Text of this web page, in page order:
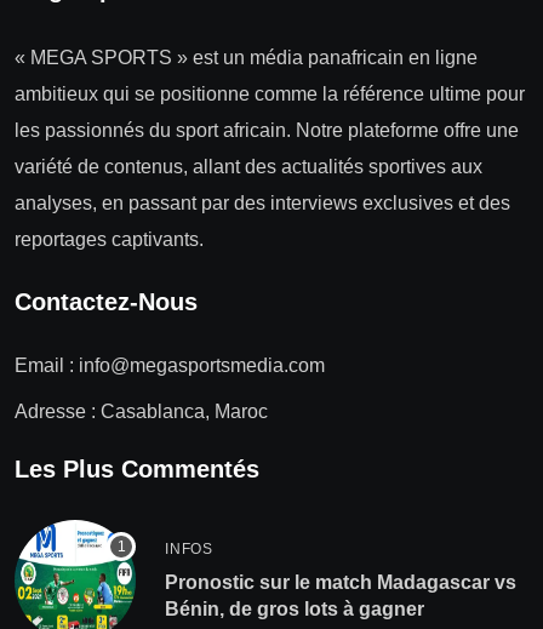
« MEGA SPORTS » est un média panafricain en ligne
ambitieux qui se positionne comme la référence ultime pour
les passionnés du sport africain. Notre plateforme offre une
variété de contenus, allant des actualités sportives aux
analyses, en passant par des interviews exclusives et des
reportages captivants.
Contactez-Nous
Email : info@megasportsmedia.com
Adresse : Casablanca, Maroc
Les Plus Commentés
INFOS
Pronostic sur le match Madagascar vs
Bénin, de gros lots à gagner